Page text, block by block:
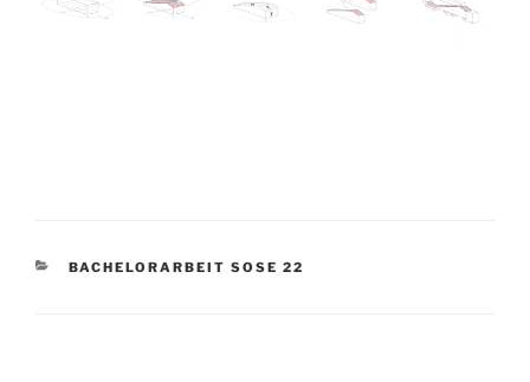
KATEGORIEN
BACHELORARBEIT SOSE 22